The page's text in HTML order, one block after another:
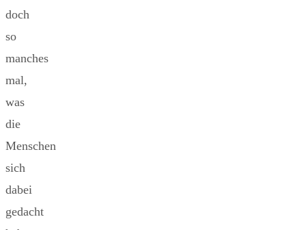
doch
so
manches
mal,
was
die
Menschen
sich
dabei
gedacht